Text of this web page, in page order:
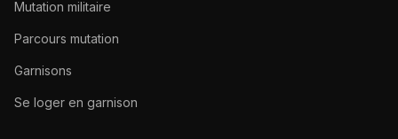
Mutation militaire
Parcours mutation
Garnisons
Se loger en garnison